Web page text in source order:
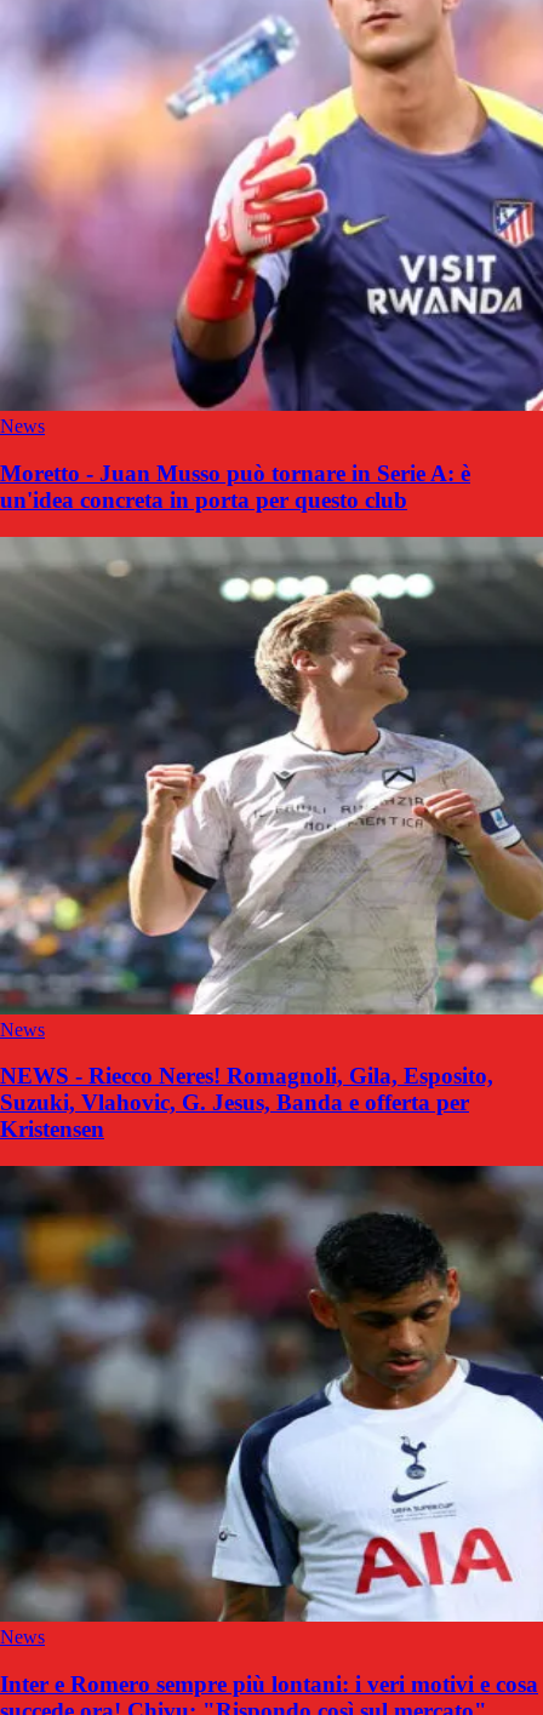
News
Moretto - Juan Musso può tornare in Serie A: è
un'idea concreta in porta per questo club
News
NEWS - Riecco Neres! Romagnoli, Gila, Esposito,
Suzuki, Vlahovic, G. Jesus, Banda e offerta per
Kristensen
News
Inter e Romero sempre più lontani: i veri motivi e cosa